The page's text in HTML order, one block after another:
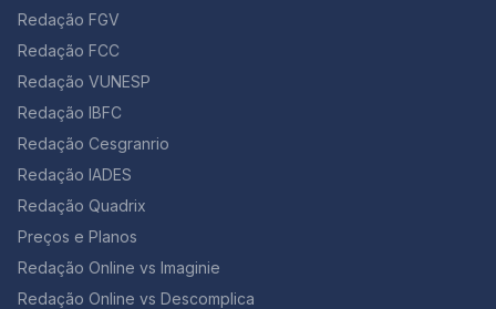
Redação FGV
Redação FCC
Redação VUNESP
Redação IBFC
Redação Cesgranrio
Redação IADES
Redação Quadrix
Preços e Planos
Redação Online vs Imaginie
Redação Online vs Descomplica